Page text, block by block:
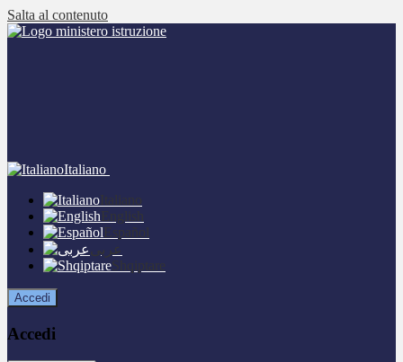
Salta al contenuto
Italiano
Italiano
English
Español
عربى
Shqiptare
Accedi
Accedi